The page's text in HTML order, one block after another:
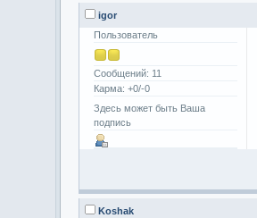
igor
Пользователь
Сообщений: 11
Карма: +0/-0
Здесь может быть Ваша
подпись
Koshak